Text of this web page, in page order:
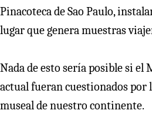
Pinacoteca de Sao Paulo,
lugar que genera muestras
Nada de esto sería posible si el
actual fueran cuestionados por
museal de nuestro continente.